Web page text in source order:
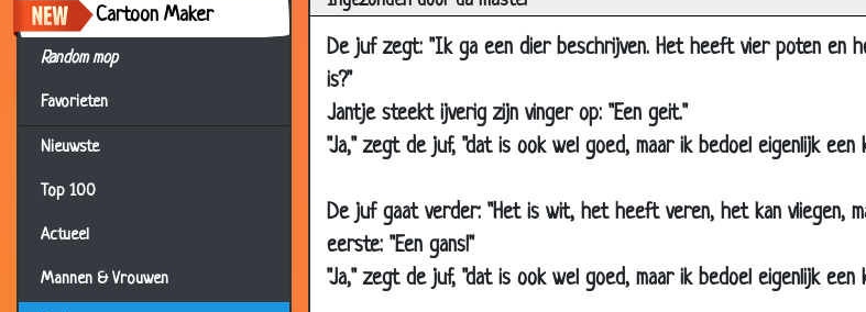
Cartoon Maker
Random mop
Favorieten
Nieuwste
Top 100
Actueel
Mannen & Vrouwen
De juf zegt: "Ik ga een dier beschrijven. Het heeft vier poten en
is?"
Jantje steekt ijverig zijn vinger op: "Een geit."
"Ja," zegt de juf, "dat is ook wel goed, maar ik bedoel eigenlijk een
De juf gaat verder: "Het is wit, het heeft veren, het kan vliegen,
eerste: "Een gans!"
"Ja," zegt de juf, "dat is ook wel goed, maar ik bedoel eigenlijk een
04 Apr 2006
Sesamstraat
26 Mar 2006
Kindernamen
17 Mar 2006
03 May 2004
Politiek
07 Jan 2004
Brug aan het huilen?
03 Jan 2004
Het Slimme kindje
09 Jul 2003
02 Jul 2003
Struikrover